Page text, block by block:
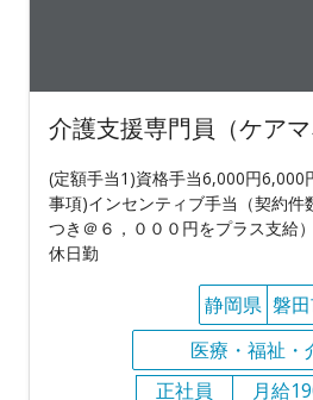
介護支援専門員（ケアマ
(定額手当1)資格手当6,000円6,000
事項)インセンティブ手当（契約件
つき＠６，０００円をプラス支給
休日勤
静岡県 磐
医療・福祉・
正社員
月給